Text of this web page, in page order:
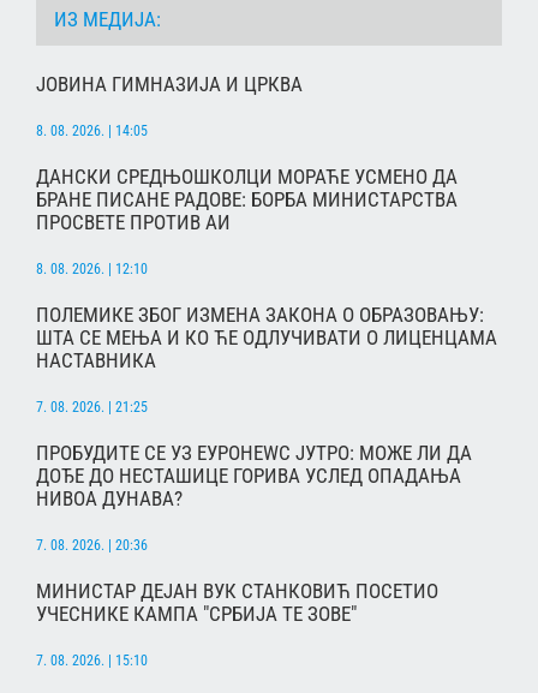
ИЗ МЕДИЈА:
ЈОВИНА ГИМНАЗИЈА И ЦРКВА
8. 08. 2026. | 14:05
ДАНСКИ СРЕДЊОШКОЛЦИ МОРАЋЕ УСМЕНО ДА
БРАНЕ ПИСАНЕ РАДОВЕ: БОРБА МИНИСТАРСТВА
ПРОСВЕТЕ ПРОТИВ АИ
8. 08. 2026. | 12:10
ПОЛЕМИКЕ ЗБОГ ИЗМЕНА ЗАКОНА О ОБРАЗОВАЊУ:
ШТА СЕ МЕЊА И КО ЋЕ ОДЛУЧИВАТИ О ЛИЦЕНЦАМА
НАСТАВНИКА
7. 08. 2026. | 21:25
ПРОБУДИТЕ СЕ УЗ ЕУРОНЕWС ЈУТРО: МОЖЕ ЛИ ДА
ДОЂЕ ДО НЕСТАШИЦЕ ГОРИВА УСЛЕД ОПАДАЊА
НИВОА ДУНАВА?
7. 08. 2026. | 20:36
МИНИСТАР ДЕЈАН ВУК СТАНКОВИЋ ПОСЕТИО
УЧЕСНИКЕ КАМПА "СРБИЈА ТЕ ЗОВЕ"
7. 08. 2026. | 15:10